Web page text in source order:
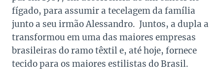
fígado, para assumir a tecelagem da família
junto a seu irmão Alessandro. Juntos, a dupla a
transformou em uma das maiores empresas
brasileiras do ramo têxtil e, até hoje, fornece
tecido para os maiores estilistas do Brasil.